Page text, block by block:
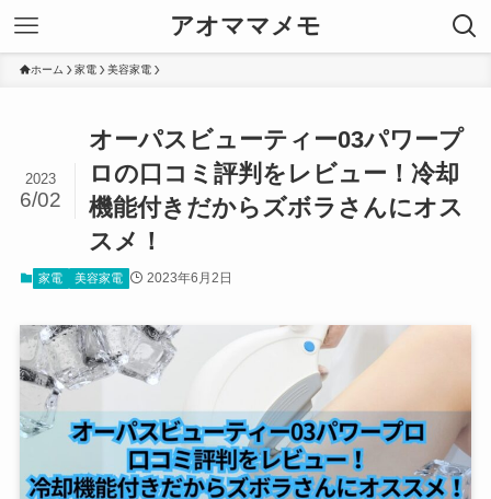
アオママメモ
ホーム 家電 美容家電
オーパスビューティー03パワープ
ロの口コミ評判をレビュー！冷却
機能付きだからズボラさんにオス
スメ！
2023
6/02
家電 美容家電 2023年6月2日